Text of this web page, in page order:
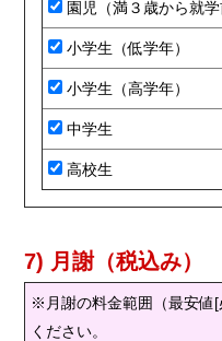
園児（満３歳から就学
小学生（低学年）
小学生（高学年）
中学生
高校生
7) 月謝（税込み）
※月謝の料金範囲（最安値
ください。